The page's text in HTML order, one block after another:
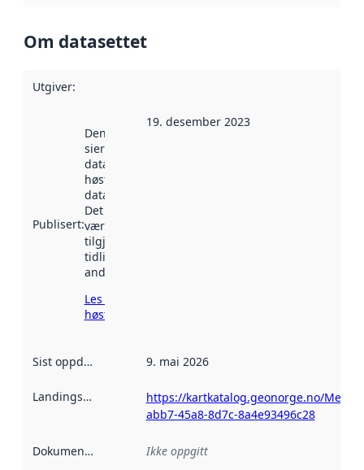
Om datasettet
Utgiver:
Publisert:
Denne datoen
sier når
datasettet ble
høstet av
data.norge.no.
Det kan ha
vært
tilgjengelig
tidligere
andre steder.
Les mer om
høsting her
19. desember 2023
Sist oppdatert 9. mai 2026
Landingsside
https://kartkatalog.geonorge.no/
abb7-45a8-8d7c-8a4e93496c28
Dokumentasjon Ikke oppgitt